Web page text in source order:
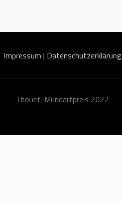
Impressum | Datenschutzerklärung
Thouet-Mundartpreis 2022